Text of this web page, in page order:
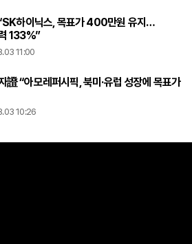
하이닉스, 목표가 400만원 유지…
133%”
11:00
證 “아모레퍼시픽, 북미·유럽 성장에 목표가
10:26